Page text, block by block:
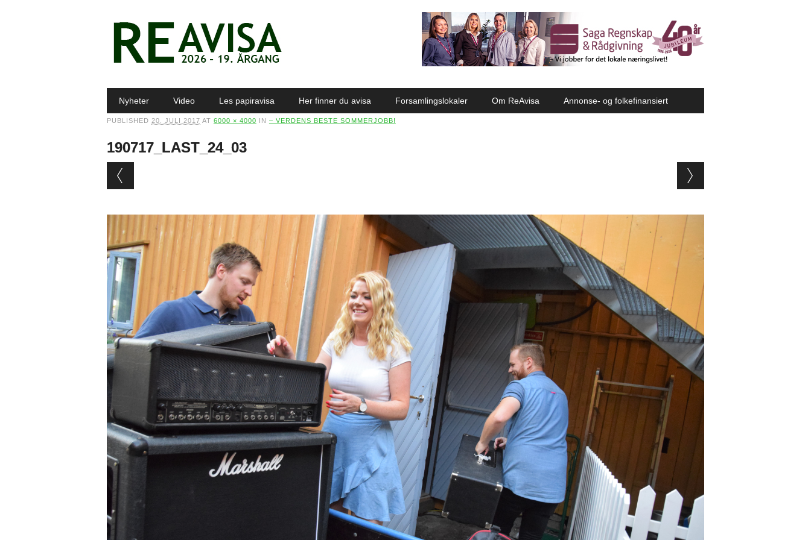
Main menu
Nyheter Video Les papiravisa Her finner du avisa Forsamlingslokaler Om ReAvisa Annonse- og folkefinansiert
PUBLISHED 20. JULI 2017 AT 6000 × 4000 IN – VERDENS BESTE SOMMERJOBB!
190717_LAST_24_03